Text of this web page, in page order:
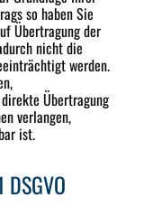
so haben Sie
Übertragung der
nicht die
werden.
Übertragung
verlangen,
ist.